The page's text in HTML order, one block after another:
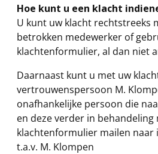
Hoe kunt u een klacht
U kunt uw klacht rechtstreeks
betrokken medewerker of
klachtenformulier, al dan niet
Daarnaast kunt u met uw
vertrouwenspersoon M.
onafhankelijke persoon die
en deze verder in
klachtenformulier mailen naar
t.a.v. M. Klompen